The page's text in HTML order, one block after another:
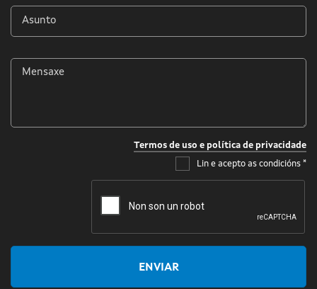
*
Asunto
*
Mensaxe
Termos de uso e política de privacidade
Lin e acepto as condicións *
ENVIAR